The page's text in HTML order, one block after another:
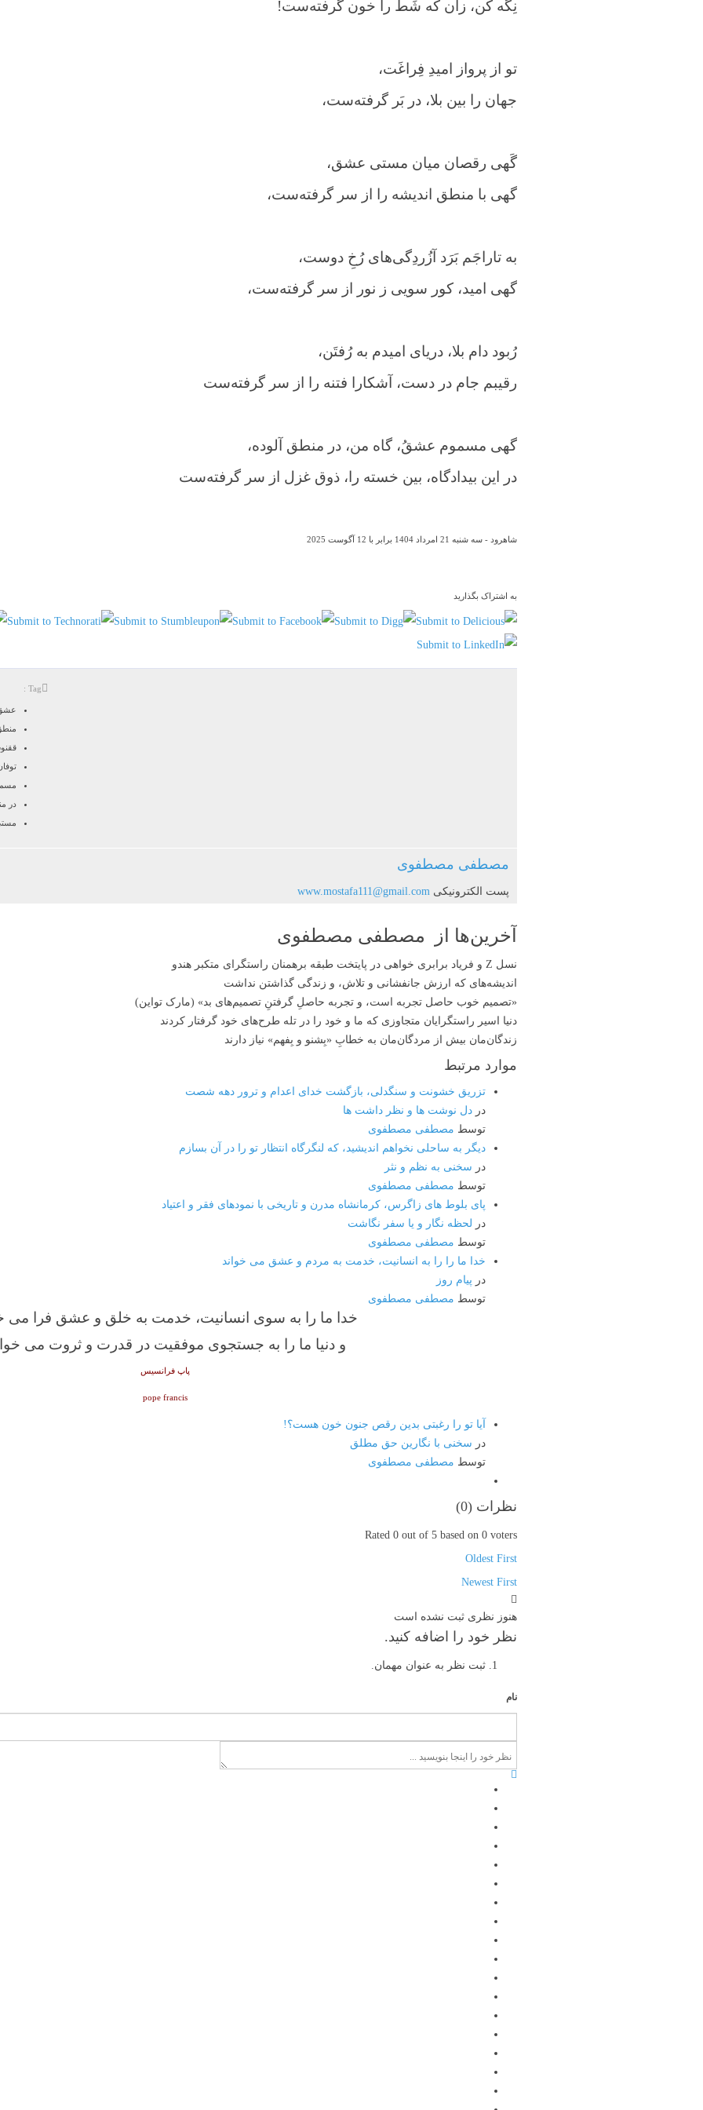
نِگَه ‌کن، زآن که شَط را خون گرفته‌ست!
تو از پرواز امیدِ فِراغَت،
جهان را بین بلا، در بَر گرفته‌ست،
گَهی رقصان میان مستی عشق،
گهی با منطق اندیشه را از سر گرفته‌ست،
به تاراجَم بَرَد آزُردِگی‌های رُخِ دوست،
گهی امید، کور سویی ز نور از سر گرفته‌ست،
رُبود دام بلا، دریای امیدم به رُفتَن،
رقیبم جام در دست، آشکارا فتنه را از سر گرفته‌ست
گهی مسموم عشقُ، گاه من، در منطق آلوده،
در این بیدادگاه، بین خسته را، ذوق غزل از سر گرفته‌ست
شاهرود - سه شنبه 21 امرداد 1404 برابر با 12 آگوست 2025
به اشتراک بگذارید
Tag :
در
مصطفی مصطفوی
پست الکترونیکی www.mostafa111@gmail.com
آخرین‌ها از مصطفی مصطفوی
نسل Z و فریاد برابری خواهی در پایتخت طبقه برهمنان راستگرای متکبر هندو
اندیشه‌های که ارزش جانفشانی و تلاش، و زندگی گذاشتن نداشت
«تصمیم‌ خوب حاصل تجربه‌ است، و تجربه حاصلِ گرفتنِ تصمیم‌های بد» (مارک تواین)
دنیا اسیر راستگرایان متجاوزی‌ که ما و خود را در تله طرح‌های خود گرفتار کردند
زندگان‌مان بیش از مردگان‌مان به خطابِ «بِشنو و بِفهم» نیاز دارند
موارد مرتبط
تزریق خشونت و سنگدلی، بازگشت خدای اعدام و ترور دهه شصت
در دل نوشت ها و نظر داشت ها
توسط مصطفی مصطفوی
دیگر به ساحلی نخواهم اندیشید، که لنگرگاه انتظار تو را در آن بسازم
در سخنی به نظم و نثر
توسط مصطفی مصطفوی
پای بلوط های زاگرس، کرمانشاه مدرن و تاریخی با نمودهای فقر و اعتیاد
در لحظه نگار و یا سفر نگاشت
توسط مصطفی مصطفوی
خدا ما را را به انسانیت، خدمت به مردم و عشق می خواند
در پیام روز
توسط مصطفی مصطفوی
خدا ما را به سوی انسانیت، خدمت به خلق و عشق فرا می
و دنیا ما را به جستجوی موفقیت در قدرت و ثروت می
پاپ فرانسیس
pope francis
آیا تو را رغبتی بدین رقص جنون خون هست؟!
در سخنی با نگارین حق مطلق
توسط مصطفی مصطفوی
نظرات (0
)
Rated 0 out of 5 based on 0 voters
Oldest First
Newest First
هنوز نظری ثبت نشده است
نظر خود را اضافه کنید.
ثبت نظر به عنوان مهمان.
نام